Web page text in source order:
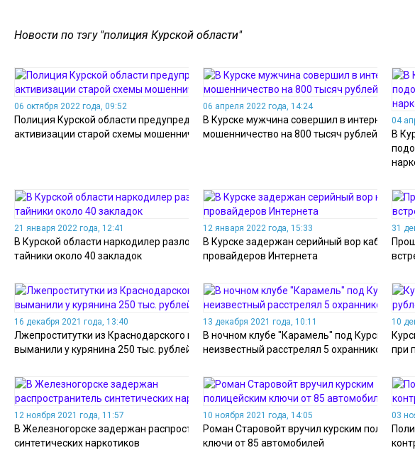
Новости по тэгу "полиция Курской области"
06 октября 2022 года, 09:52
Полиция Курской области предупредила об
активизации старой схемы мошенничества
06 апреля 2022 года, 14:24
В Курске мужчина совершил в интернет-
мошенничество на 800 тысяч рублей
04
В
21 января 2022 года, 12:41
В Курской области наркодилер разложил в
тайники около 40 закладок
12 января 2022 года, 15:33
В Курске задержан серийный вор кабеля у
провайдеров Интернета
31
16 декабря 2021 года, 13:40
Лжепроститутки из Краснодарского края
выманили у курянина 250 тыс. рублей
13 декабря 2021 года, 10:11
В ночном клубе "Карамель" под Курском
неизвестный расстрелял 5 охранников
10
при
12 ноября 2021 года, 11:57
В Железногорске задержан распространитель
синтетических наркотиков
10 ноября 2021 года, 14:05
Роман Старовойт вручил курским
ключи от 85 автомобилей
03